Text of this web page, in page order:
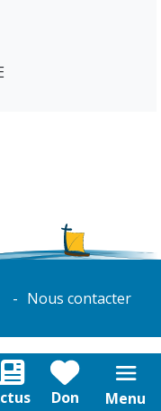
Don Menu
Nous contacter